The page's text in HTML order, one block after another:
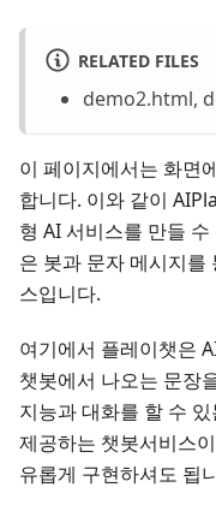
RELATED FILES
demo2.html,
이 페이지에서는 화면
합니다. 이와 같이
형 AI 서비스를 만들
은 봇과 문자 메시지를
스입니다.
여기에서 플레이챗은
챗봇에서 나오는 문장
지능과 대화를 할 수
제공하는 챗봇서비스
유롭게 구현하셔도 됩